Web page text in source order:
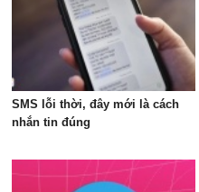
SMS lỗi thời, đây mới là cách
nhắn tin đúng